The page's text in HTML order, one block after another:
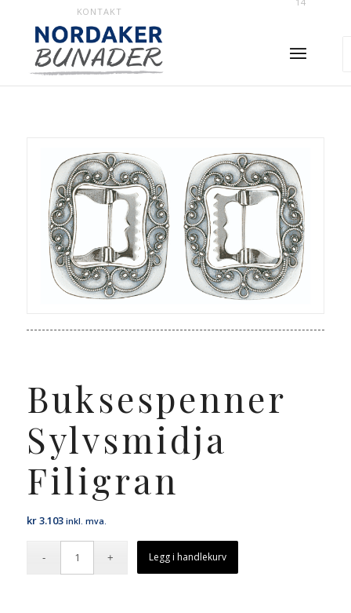
KONTAKT
Buksespenner
Sylvsmidja
Filigran
kr3.103 inkl. mva.
Legg i handlekurv